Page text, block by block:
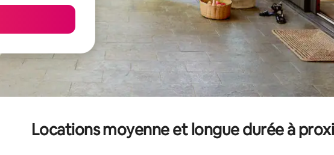
Locations moyenne et longue durée à